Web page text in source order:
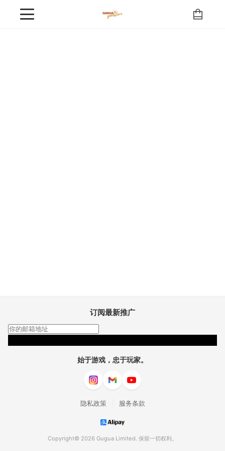
始于游戏，忠于玩家。
隐私政策 服务条款
Copyright© 2026 Gugua Limited. 保留一切权利。
订阅最新推广